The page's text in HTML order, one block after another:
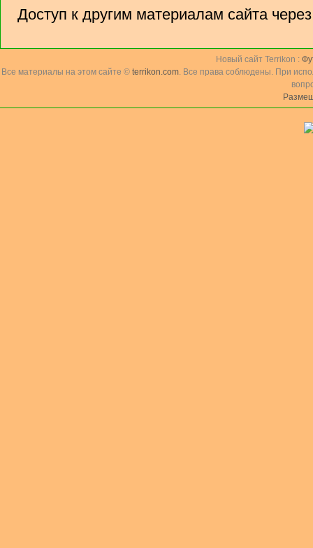
Доступ к другим материалам сайта
Новый сайт Terrikon :
Все материалы на этом сайте © terrikon.com. Все права соблюдены. При